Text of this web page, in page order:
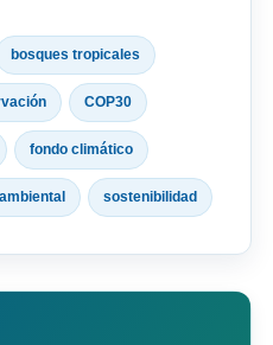
bosques tropicales
COP30
fondo climático
sostenibilidad